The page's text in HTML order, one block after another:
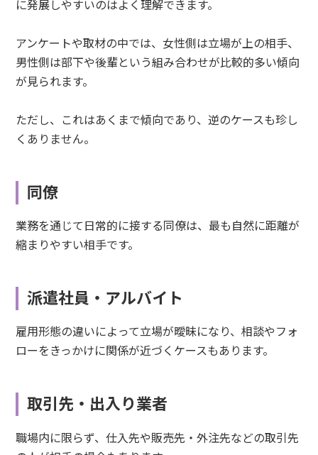
に発展しやすいのはよく理解できます。
アンケートや取材の中では、女性側は立場が上の相手、
男性側は部下や後輩という組み合わせが比較的多い傾向
が見られます。
ただし、これはあくまで傾向であり、逆のケースも珍し
くありません。
同僚
業務を通じて日常的に接する同僚は、最も自然に距離が
縮まりやすい相手です。
派遣社員・アルバイト
雇用形態の違いによって立場が曖昧になり、相談やフォ
ローをきっかけに関係が近づくケースもあります。
取引先・出入り業者
職場内に限らず、仕入先や販売先・外注先などの取引先